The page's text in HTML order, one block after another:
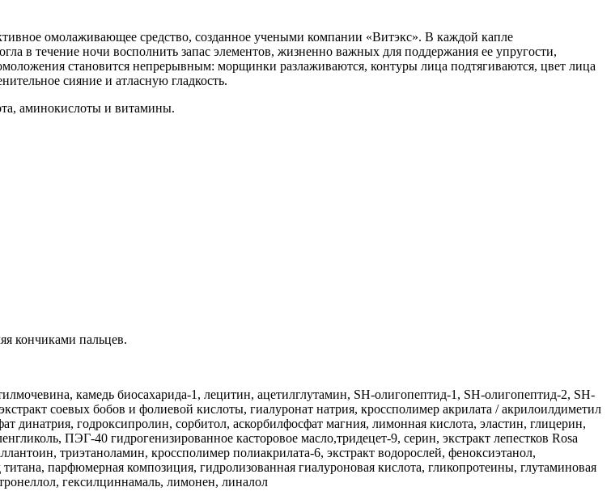
омолаживающее средство, созданное учеными компании «Витэкс». В каждой капле
в течение ночи восполнить запас элементов, жизненно важных для поддержания ее упругости,
становится непрерывным: морщинки разлаживаются, контуры лица подтягиваются, цвет лица
сияние и атласную гладкость.
аминокислоты и витамины.
кончиками пальцев.
камедь биосахарида-1, лецитин, ацетилглутамин, SH-олигопептид-1, SH-олигопептид-2, SH-
соевых бобов и фолиевой кислоты, гиалуронат натрия, кроссполимер акрилата / акрилоилдиметил
динатрия, годроксипролин, сорбитол, аскорбилфосфат магния, лимонная кислота, эластин, глицерин,
ПЭГ-40 гидрогенизированное касторовое масло,тридецет-9, серин, экстракт лепестков Rosa
триэтаноламин, кроссполимер полиакрилата-6, экстракт водорослей, феноксиэтанол,
парфюмерная композиция, гидролизованная гиалуроновая кислота, гликопротеины, глутаминовая
гексилциннамаль, лимонен, линалол